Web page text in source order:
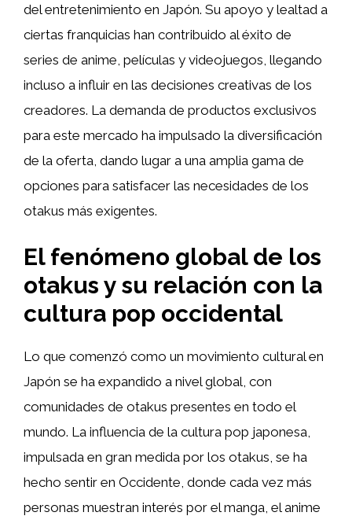
del entretenimiento en Japón. Su apoyo y lealtad a
ciertas franquicias han contribuido al éxito de
series de anime, películas y videojuegos, llegando
incluso a influir en las decisiones creativas de los
creadores. La demanda de productos exclusivos
para este mercado ha impulsado la diversificación
de la oferta, dando lugar a una amplia gama de
opciones para satisfacer las necesidades de los
otakus más exigentes.
El fenómeno global de los
otakus y su relación con la
cultura pop occidental
Lo que comenzó como un movimiento cultural en
Japón se ha expandido a nivel global, con
comunidades de otakus presentes en todo el
mundo. La influencia de la cultura pop japonesa,
impulsada en gran medida por los otakus, se ha
hecho sentir en Occidente, donde cada vez más
personas muestran interés por el manga, el anime